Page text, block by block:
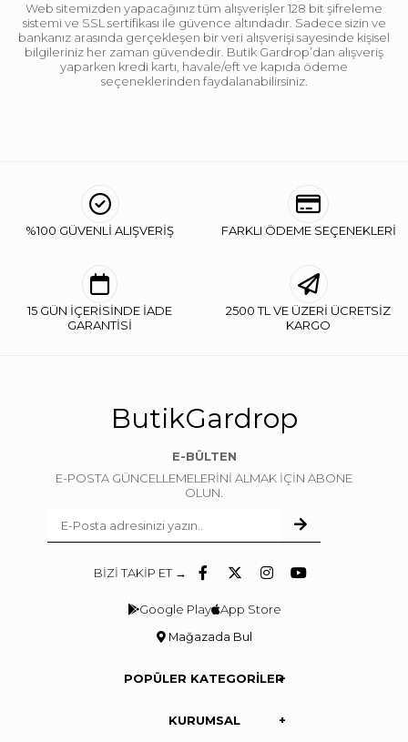
Web sitemizden yapacağınız tüm alışverişler 128 bit şifreleme
sistemi ve SSL sertifikası ile güvence altındadır. Sadece sizin ve
bankanız arasında gerçekleşen bir veri alışverişi sayesinde kişisel
bilgileriniz her zaman güvendedir. Butik Gardrop’dan alışveriş
yaparken kredi kartı, havale/eft ve kapıda ödeme
seçeneklerinden faydalanabilirsiniz.
%100 GÜVENLİ ALIŞVERİŞ FARKLI ÖDEME SEÇENEKLERİ
15 GÜN İÇERİSİNDE İADE
GARANTİSİ
2500 TL VE ÜZERİ ÜCRETSİZ
KARGO
ButikGardrop
E-BÜLTEN
E-POSTA GÜNCELLEMELERİNİ ALMAK İÇİN ABONE
OLUN.
BİZİ TAKİP ET →
Google Play App Store
Mağazada Bul
POPÜLER KATEGORİLER
KURUMSAL